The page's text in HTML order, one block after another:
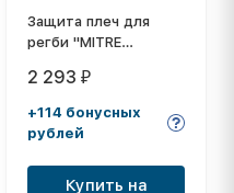
Защита плеч для
регби "MITRE
арт.T21814MBE4-XL,
р.XL, полиэстер,
спандекс, EVA,черно-
2 293 ₽
+114 бонусных
рублей
Купить на